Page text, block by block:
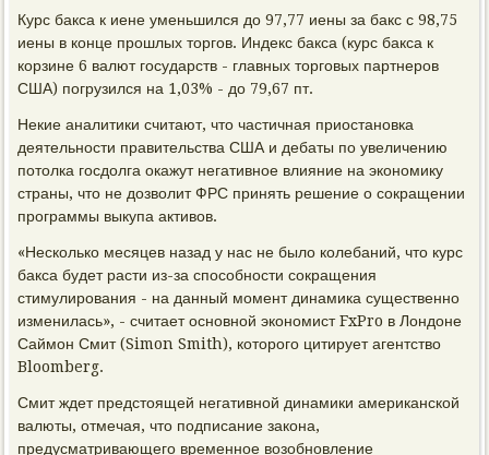
Курс бакса к иене уменьшился до 97,77 иены за бакс с 98,75
иены в конце прошлых торгов. Индекс бакса (курс бакса к
корзине 6 валют государств - главных торговых партнеров
США) погрузился на 1,03% - до 79,67 пт.
Некие аналитики считают, что частичная приостановка
деятельности правительства США и дебаты по увеличению
потолка госдолга окажут негативное влияние на экономику
страны, что не дозволит ФРС принять решение о сокращении
программы выкупа активов.
«Несколько месяцев назад у нас не было колебаний, что курс
бакса будет расти из-за способности сокращения
стимулирования - на данный момент динамика существенно
изменилась», - считает основной экономист FxPro в Лондоне
Саймон Смит (Simon Smith), которого цитирует агентство
Bloomberg.
Смит ждет предстоящей негативной динамики американской
валюты, отмечая, что подписание закона,
предусматривающего временное возобновление